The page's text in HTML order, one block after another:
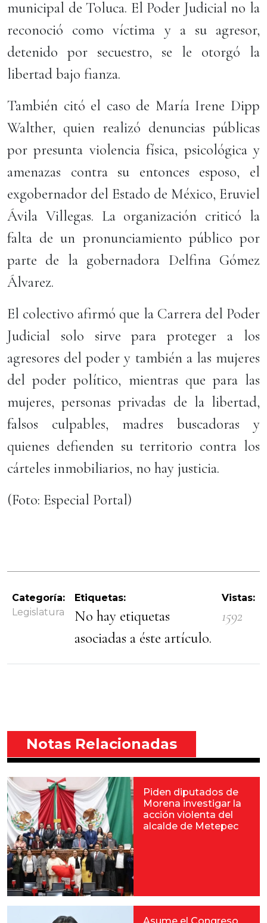
municipal de Toluca. El Poder Judicial no la
reconoció como víctima y a su agresor,
detenido por secuestro, se le otorgó la
libertad bajo fianza.
También citó el caso de María Irene Dipp
Walther, quien realizó denuncias públicas
por presunta violencia física, psicológica y
amenazas contra su entonces esposo, el
exgobernador del Estado de México, Eruviel
Ávila Villegas. La organización criticó la
falta de un pronunciamiento público por
parte de la gobernadora Delfina Gómez
Álvarez.
El colectivo afirmó que la Carrera del Poder
Judicial solo sirve para proteger a los
agresores del poder y también a las mujeres
del poder político, mientras que para las
mujeres, personas privadas de la libertad,
falsos culpables, madres buscadoras y
quienes defienden su territorio contra los
cárteles inmobiliarios, no hay justicia.
(Foto: Especial Portal)
Categoría:
Legislatura
Etiquetas:
No hay etiquetas
asociadas a éste artículo.
Vistas:
1592
Notas Relacionadas
Piden diputados de
Morena investigar la
acción violenta del
alcalde de Metepec